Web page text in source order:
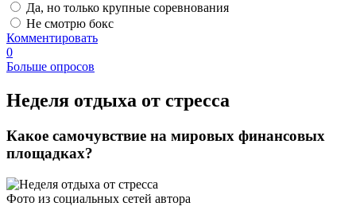
Да, но только крупные соревнования
Не смотрю бокс
Комментировать
0
Больше опросов
​Неделя отдыха от стресса
Какое самочувствие на мировых финансовых
площадках?
Фото из социальных сетей автора